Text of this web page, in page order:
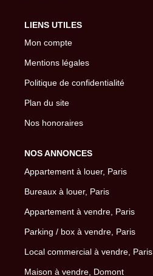
LIENS UTILES
Mon compte
Mentions légales
Politique de confidentialité
Plan du site
Nos honoraires
NOS ANNONCES
Appartement à louer, Paris
Bureaux à louer, Paris
Appartement à vendre, Paris
Parking / box à vendre, Paris
Local commercial à vendre, Paris
Maison à vendre, Domont